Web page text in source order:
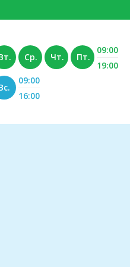
Ср. Чт. Пт.
09:00
19:00
09:00
16:00